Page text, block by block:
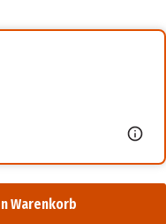
Warenkorb